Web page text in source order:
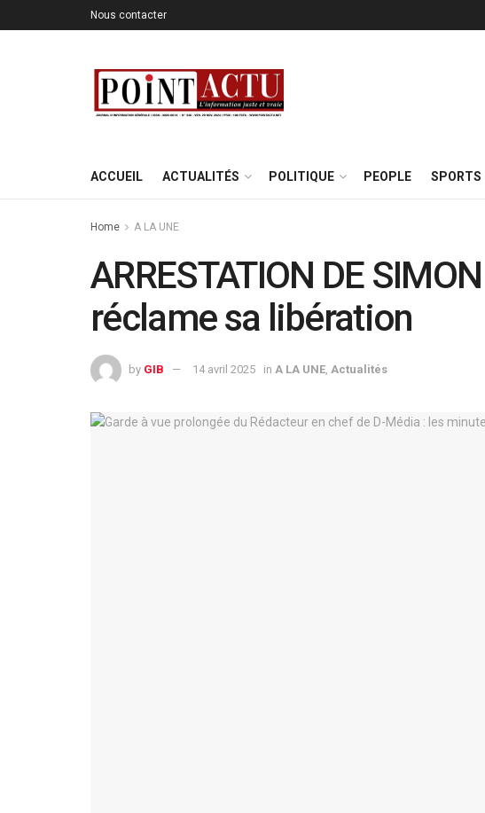
Nous contacter
ACCUEIL ACTUALITÉS POLITIQUE PEOPLE SPORTS
Home A LA UNE
ARRESTATION DE
réclame sa libération
by GIB 14 avril 2025 in A LA UNE Actualités